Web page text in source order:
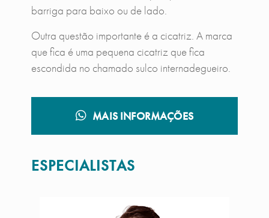
barriga para baixo ou de lado.
Outra questão importante é a cicatriz. A marca
que fica é uma pequena cicatriz que fica
escondida no chamado sulco internadegueiro.
MAIS INFORMAÇÕES
ESPECIALISTAS